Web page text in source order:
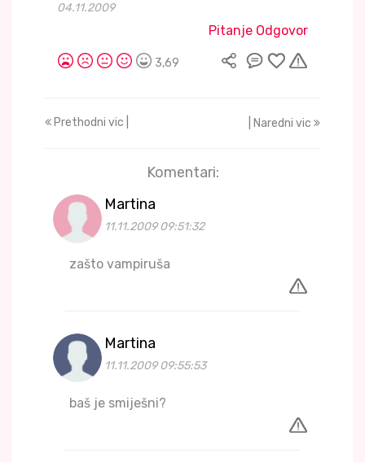
04.11.2009
Pitanje Odgovor
3,69
Prethodni vic | | Naredni vic
Komentari:
Martina
11.11.2009 09:51:32
zašto vampiruša
Martina
11.11.2009 09:55:53
baš je smiješni?